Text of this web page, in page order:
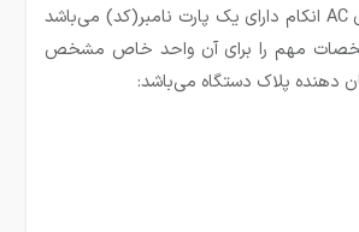
هر مدل از درایوهای AC انکام دارای یک پارت نامبر(کد) می‌باشد
مهم را برای آن واحد خاص مشخص
دهنده پلاک دستگاه می‌باشد: